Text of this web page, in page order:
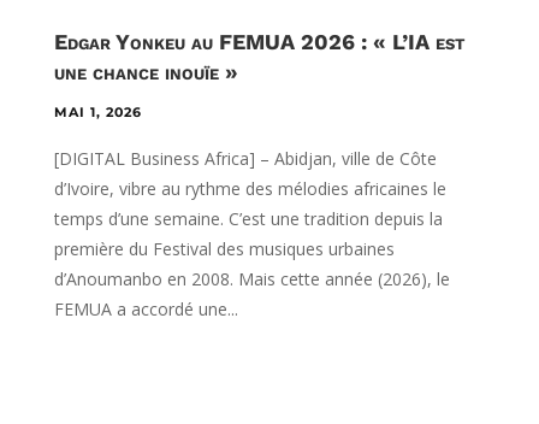
Edgar Yonkeu au FEMUA 2026 : « L’IA est
une chance inouïe »
MAI 1, 2026
[DIGITAL Business Africa] – Abidjan, ville de Côte
d’Ivoire, vibre au rythme des mélodies africaines le
temps d’une semaine. C’est une tradition depuis la
première du Festival des musiques urbaines
d’Anoumanbo en 2008. Mais cette année (2026), le
FEMUA a accordé une...